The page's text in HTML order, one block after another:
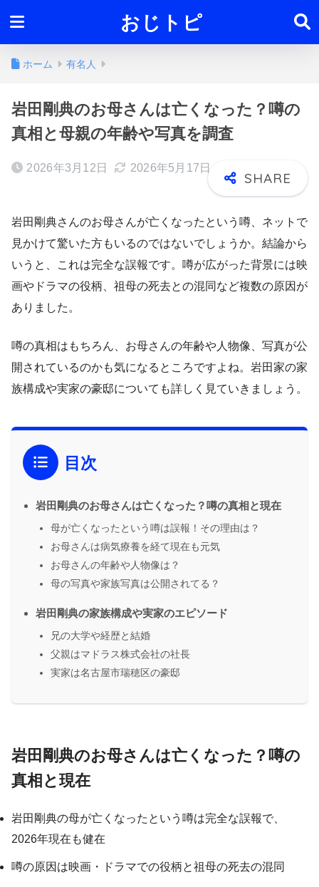
おじトピ
ホーム 有名人
岩田剛典のお母さんは亡くなった？噂の
真相と母親の年齢や写真を調査
2026年3月12日 2026年5月17日
岩田剛典さんのお母さんが亡くなったという噂、ネットで
見かけて驚いた方もいるのではないでしょうか。結論から
いうと、これは完全な誤報です。噂が広がった背景には映
画やドラマの役柄、祖母の死去との混同など複数の原因が
ありました。
噂の真相はもちろん、お母さんの年齢や人物像、写真が公
開されているのかも気になるところですよね。岩田家の家
族構成や実家の豪邸についても詳しく見ていきましょう。
目次
岩田剛典のお母さんは亡くなった？噂の真相と現在
母が亡くなったという噂は誤報！その理由は？
お母さんは病気療養を経て現在も元気
お母さんの年齢や人物像は？
母の写真や家族写真は公開されてる？
岩田剛典の家族構成や実家のエピソード
兄の大学や経歴と結婚
父親はマドラス株式会社の社長
実家は名古屋市瑞穂区の豪邸
岩田剛典のお母さんは亡くなった？噂の
真相と現在
岩田剛典の母が亡くなったという噂は完全な誤報で、
2026年現在も健在
噂の原因は映画・ドラマでの役柄と祖母の死去の混同